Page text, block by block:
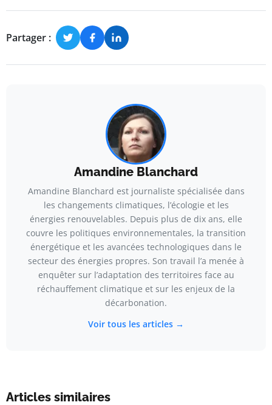
Partager :
Amandine Blanchard
Amandine Blanchard est journaliste spécialisée dans
les changements climatiques, l’écologie et les
énergies renouvelables. Depuis plus de dix ans, elle
couvre les politiques environnementales, la transition
énergétique et les avancées technologiques dans le
secteur des énergies propres. Son travail l’a menée à
enquêter sur l’adaptation des territoires face au
réchauffement climatique et sur les enjeux de la
décarbonation.
Voir tous les articles →
Articles similaires